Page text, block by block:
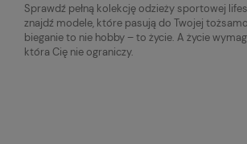
Sprawdź pełną kolekcję odzieży sportowej
znajdź modele, które pasują do Twojej
bieganie to nie hobby – to życie. A życie
która Cię nie ograniczy.